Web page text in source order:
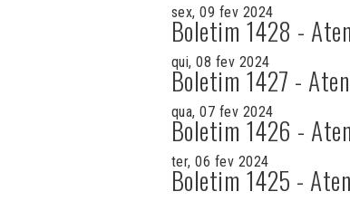
sex, 09 fev 2024
Boletim 1428 -
qui, 08 fev 2024
Boletim 1427 -
qua, 07 fev 2024
Boletim 1426 -
ter, 06 fev 2024
Boletim 1425 -